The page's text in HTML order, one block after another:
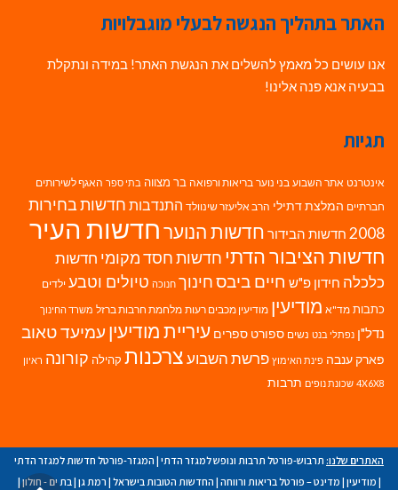
האתר בתהליך הנגשה לבעלי מוגבלויות
אנו עושים כל מאמץ להשלים את הנגשת האתר! במידה ונתקלת
בבעיה אנא פנה אלינו!
תגיות
אינטרנט אתר השבוע בני נוער בריאות ורפואה בר מצווה בתי ספר האגף לשירותים
חברתיים המלצת דתילי הרב אליעזר שינוולד התנדבות חדשות בחירות
2008 חדשות הבידור חדשות הנוערחדשות העיר
חדשות הציבור הדתי חדשות חסד מקומי חדשות
כלכלה חידון פ"ש חיים ביבסחינוך חנוכה טיולים וטבע ילדים
כתבות מד"א מודיעין מודיעין מכבים רעות מלחמת חרבות ברזל משרד החינוך
נדל"ן נפתלי בנט נשים ספורט ספרים עיריית מודיעין עמיעד טאוב
פארק ענבה פינת האימוץ פרשת השבועצרכנות קהילה קורונה ראיון
4X6X8 שכונת נופים תרבות
האתרים שלנו: תרבוש-פורטל תרבות ונופש למגזר הדתי | המגזר-פורטל חדשות למגזר הדתי
| מודיעין | מדינט – פורטל בריאות ורווחה | החדשות הטובות בישראל | רמת גן | בת ים - חולון|